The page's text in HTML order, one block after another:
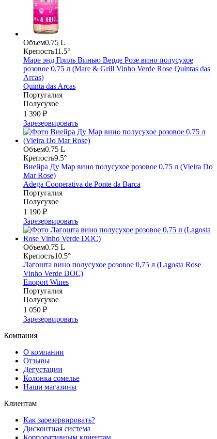
Объем0.75 L
Крепость11.5°
Маре энд Гриль Винью Верде Розе вино полусухое
розовое 0,75 л (Mare & Grill Vinho Verde Rose Quintas das
Arcas)
Quinta das Arcas
Португалия
Полусухое
1 390 ₽
Зарезервировать
Объем0.75 L
Крепость9.5°
Виейра Ду Мар вино полусухое розовое 0,75 л (Vieira Do
Mar Rose)
Adega Cooperativa de Ponte da Barca
Португалия
Полусухое
1 190 ₽
Зарезервировать
Объем0.75 L
Крепость10.5°
Лагошта вино полусухое розовое 0,75 л (Lagosta Rose
Vinho Verde DOC)
Enoport Wines
Португалия
Полусухое
1 050 ₽
Зарезервировать
Компания
О компании
Отзывы
Дегустации
Колонка сомелье
Наши магазины
Клиентам
Как зарезервировать?
Дисконтная система